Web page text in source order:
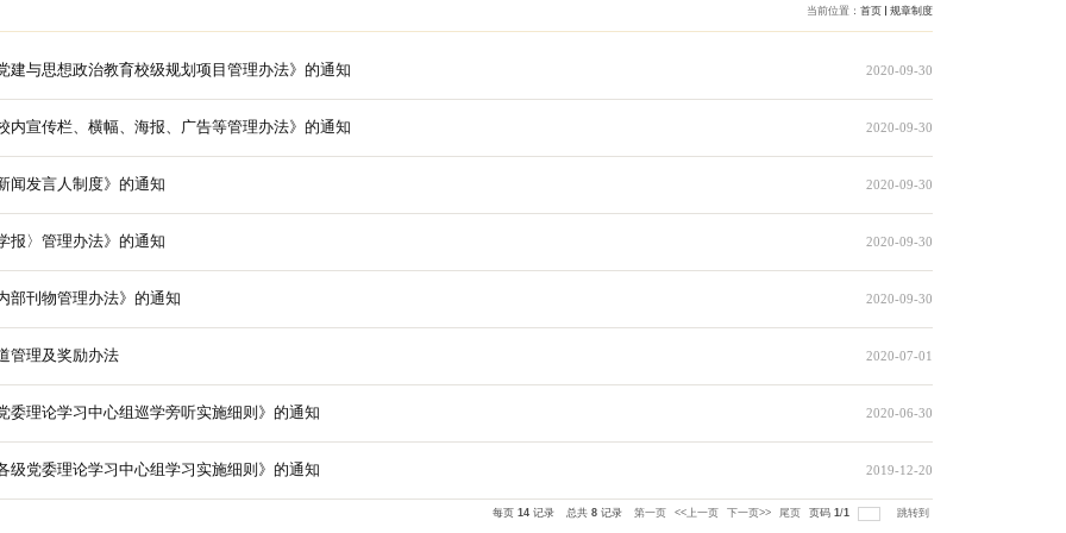
制度
发布《南京邮电大学党建与思想政治教育校级规划项目管理办法》的通知
发布《南京邮电大学校内宣传栏、横幅、海报、广告等管理办法》的通知